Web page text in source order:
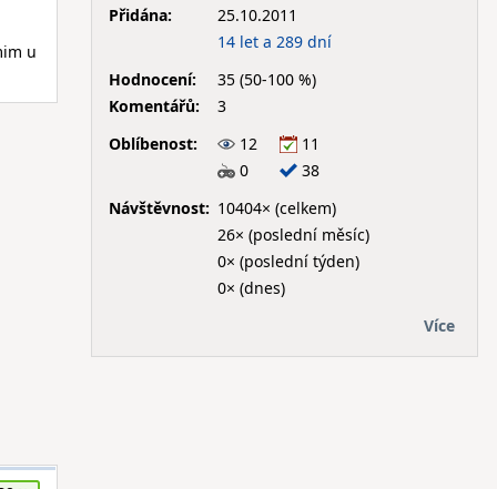
u
Přidána:
25.10.2011
14 let a 289 dní
Hodnocení:
35 (50-100 %)
Komentářů:
3
Oblíbenost:
12
11
0
38
Návštěvnost: 10404× (celkem)
26× (poslední měsíc)
0× (poslední týden)
0× (dnes)
Více